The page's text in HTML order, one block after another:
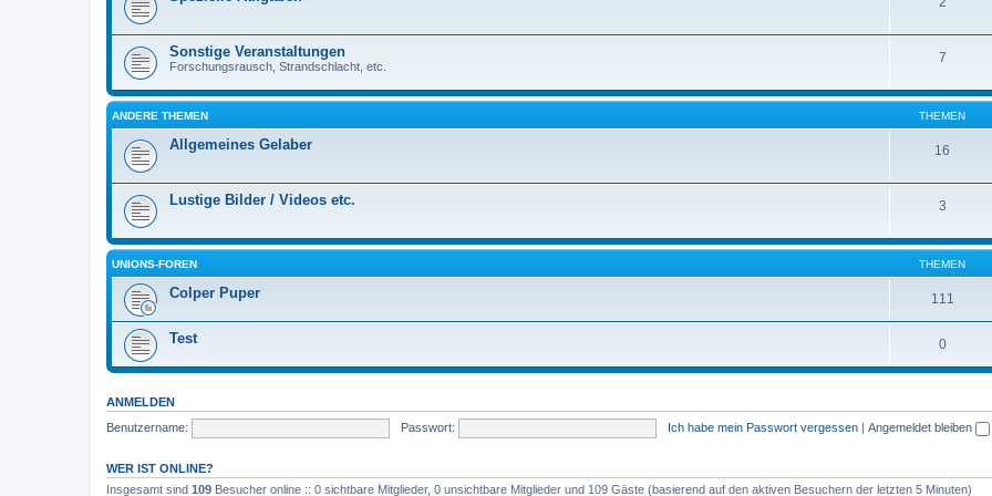
Sonstige Veranstaltungen
Forschungsrausch, Strandschlacht, etc.
7
ANDERE THEMEN THEMEN
Allgemeines Gelaber 16
Lustige Bilder / Videos etc. 3
UNIONS-FOREN THEMEN
Colper Puper 111
Test 0
ANMELDEN
Benutzername:
Passwort: Ich habe mein Passwort vergessen | Angemeldet bleiben
WER IST ONLINE?
Insgesamt sind 109 Besucher online :: 0 sichtbare Mitglieder, 0 unsichtbare Mitglieder und 109 Gäste (basierend auf den aktiven Besuchern der letzten 5 Minuten)